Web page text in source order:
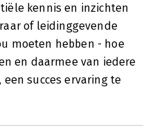
kennis en inzichten
of leidinggevende
moeten hebben - hoe
en daarmee van iedere
succes ervaring te